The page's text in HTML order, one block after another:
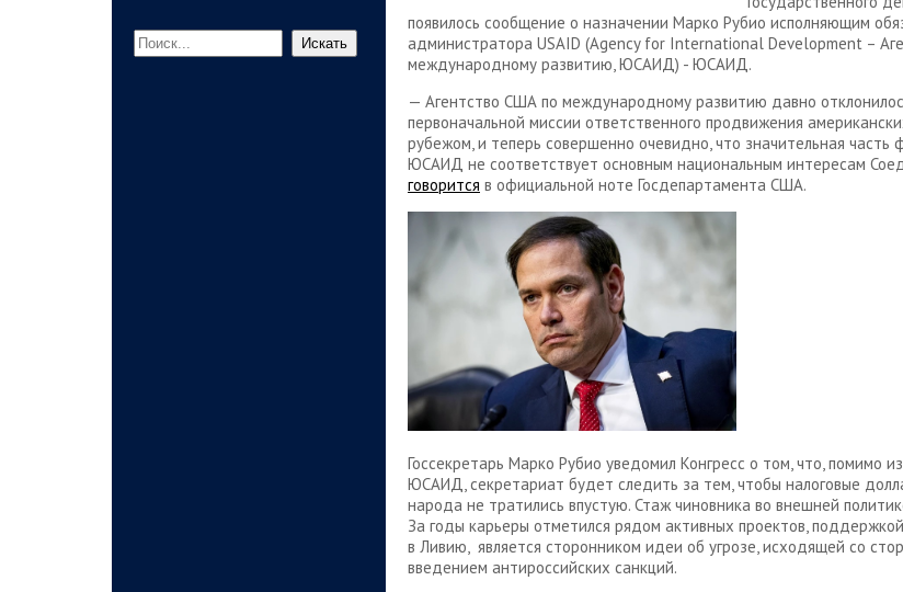
Искать
появилось сообщение о назначении Марко Рубио исполняющим
администратора USAID (Agency for International Development –
международному развитию, ЮСАИД) - ЮСАИД.
— Агентство США по международному развитию давно
первоначальной миссии ответственного продвижения
рубежом, и теперь совершенно очевидно, что значительная часть
ЮСАИД не соответствует основным национальным интересам
говорится в официальной ноте Госдепартамента США.
Госсекретарь Марко Рубио уведомил Конгресс о том, что, помимо
ЮСАИД, секретариат будет следить за тем, чтобы налоговые
народа не тратились впустую. Стаж чиновника во внешней
За годы карьеры отметился рядом активных проектов,
в Ливию, является сторонником идеи об угрозе, исходящей со
введением антироссийских санкций.